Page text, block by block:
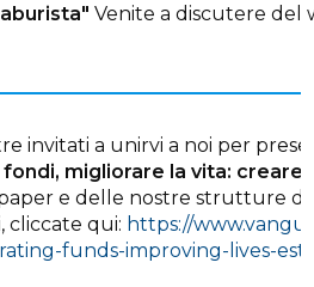
Venite a discutere
invitati a unirvi a noi per
migliorare la vita: creare
e delle nostre strutture di
cliccate qui: https://
funds-improving-lives-